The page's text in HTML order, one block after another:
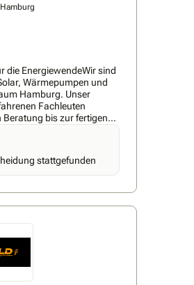
die EnergiewendeWir sind
Wärmepumpen und
Hamburg. Unser
Fachleuten
Beratung bis zur fertigen
ohne Schnittstellen.Wir
über BAFA und
eine
umgesetzt.
stattgefunden